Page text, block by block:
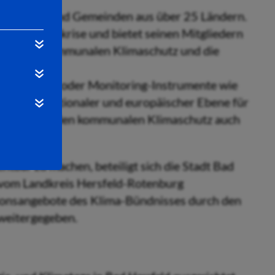
Städte und Gemeinden aus über 25 Ländern.
Klimakrise und bietet seinen Mitgliedern
den kommunalen Klimaschutz und die
oder Monitoring-Instrumente wie
auf nationaler und europäischer Ebene für
ein, um den kommunalen Klimaschutz auch
zu machen, beteiligt sich die Stadt Bad
Landkreis Hersfeld-Rotenburg
des Klima-Bündnisses durch den